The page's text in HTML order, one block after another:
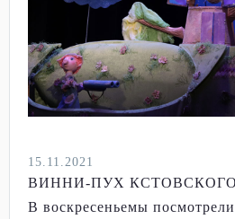
15.11.2021
ВИННИ-ПУХ
В воскресеньемы